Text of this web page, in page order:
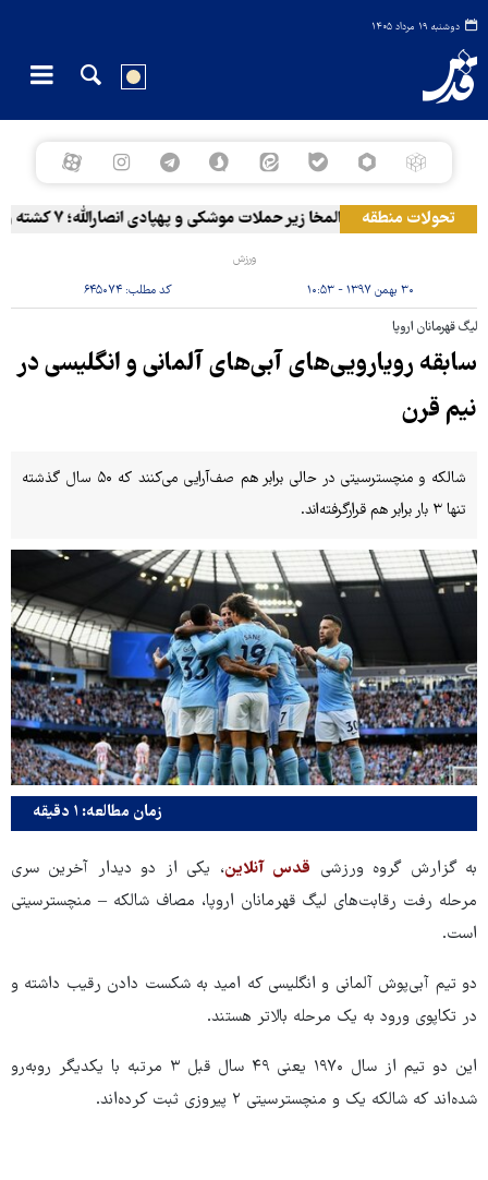
دوشنبه ۱۹ مرداد ۱۴۰۵
تحولات منطقه المخا زیر حملات موشکی و پهپادی انصارالله؛ ۷ کشته و ۳۰ زخمی
ورزش
۳۰ بهمن ۱۳۹۷ - ۱۰:۵۳ کد مطلب:۶۴۵۰۷۴
لیگ قهرمانان اروپا
سابقه رویارویی‌های آبی‌های آلمانی و انگلیسی در
نیم قرن
شالکه و منچسترسیتی در حالی برابر هم صف‌آرایی می‌کنند که ۵۰ سال گذشته
تنها ۳ بار برابر هم قرارگرفته‌اند.
زمان مطالعه: ۱ دقیقه
به گزارش گروه ورزشی قدس آنلاین، یکی از دو دیدار آخرین سری
مرحله رفت رقابت‌های لیگ قهرمانان اروپا، مصاف شالکه – منچسترسیتی
است.
دو تیم آبی‌پوش آلمانی و انگلیسی که امید به شکست دادن رقیب داشته و
در تکاپوی ورود به یک مرحله بالاتر هستند.
این دو تیم از سال ۱۹۷۰ یعنی ۴۹ سال قبل ۳ مرتبه با یکدیگر روبه‌رو
شده‌اند که شالکه یک و منچسترسیتی ۲ پیروزی ثبت کرده‌اند.